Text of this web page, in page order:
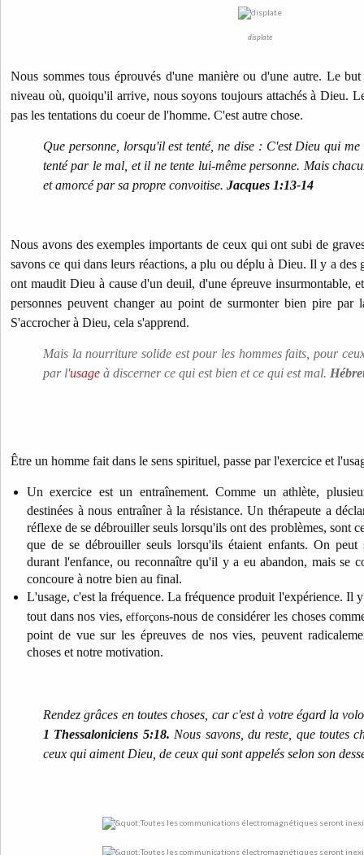
displate
Nous sommes tous éprouvés d'une manière ou d'une autre. Le
niveau où, quoiqu'il arrive, nous soyons toujours attachés à Dieu.
pas les tentations du coeur de l'homme. C'est autre chose.
Que personne, lorsqu'il est tenté, ne dise : C'est Dieu qui
tenté par le mal, et il ne tente lui-même personne. Mais
et amorcé par sa propre convoitise. Jacques 1:13-14
Nous avons des exemples importants de ceux qui ont subi de
savons ce qui dans leurs réactions, a plu ou déplu à Dieu. Il y a des
ont maudit Dieu à cause d'un deuil, d'une épreuve insurmontable,
personnes peuvent changer au point de surmonter bien pire par
S'accrocher à Dieu, cela s'apprend.
Mais la nourriture solide est pour les hommes faits, pour
par l'usage à discerner ce qui est bien et ce qui est mal.
Être un homme fait dans le sens spirituel, passe par l'exercice et
Un exercice est un entraînement. Comme un athlète,
destinées à nous entraîner à la résistance. Un thérapeute a
réflexe de se débrouiller seuls lorsqu'ils ont des problèmes, sont
que de se débrouiller seuls lorsqu'ils étaient enfants. On peut
durant l'enfance, ou reconnaître qu'il y a eu abandon, mais se
concoure à notre bien au final.
L'usage, c'est la fréquence. La fréquence produit l'expérience. Il
tout dans nos vies,efforçons-nous de considérer les choses
point de vue sur les épreuves de nos vies, peuvent
choses et notre motivation.
Rendez grâces en toutes choses, car c'est à votre égard la
1 Thessaloniciens 5:18. Nous savons, du reste, que toutes
ceux qui aiment Dieu, de ceux qui sont appelés selon son